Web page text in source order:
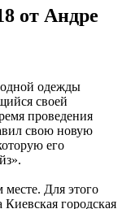
от Андре
одежды
своей
проведения
свою новую
его
месте. Для этого
городская